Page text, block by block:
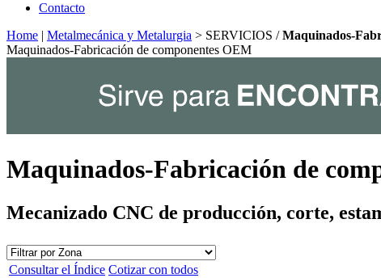
Contacto
Home | Metalmecánica y Metalurgia > SERVICIOS /Maquinados-
Maquinados-Fabricación de componentes OEM
Maquinados-Fabricación de
Mecanizado CNC de producción, corte,
Consultar el Índice Cotizar con todos